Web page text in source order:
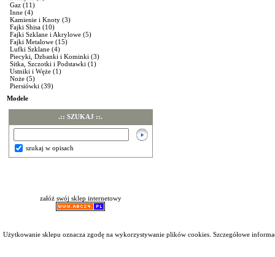
Gaz (11)
Inne (4)
Kamienie i Knoty (3)
Fajki Shisa (10)
Fajki Szklane i Akrylowe (5)
Fajki Metalowe (15)
Lufki Szklane (4)
Piecyki, Dzbanki i Kominki (3)
Sitka, Szczotki i Podstawki (1)
Ustniki i Węże (1)
Noże (5)
Piersiówki (39)
Modele
.:: SZUKAJ ::.
szukaj w opisach
załóż swój sklep internetowy
Użytkowanie sklepu oznacza zgodę na wykorzystywanie plików cookies. Szczegółowe